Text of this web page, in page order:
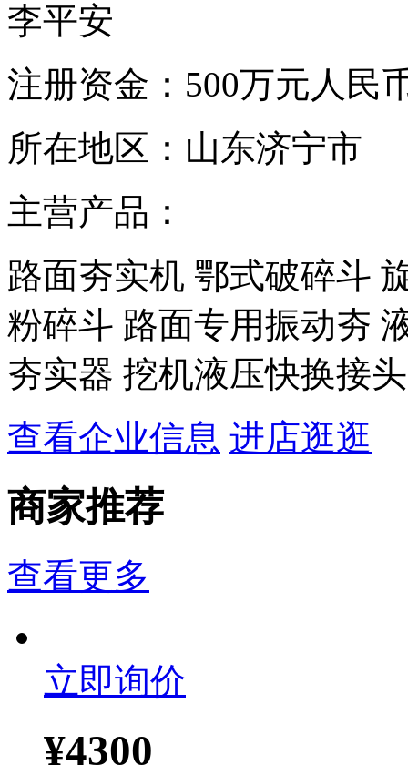
李平安
注册资金： 500万元人民
所在地区： 山东济宁市
主营产品：
路面夯实机 鄂式破碎斗
粉碎斗 路面专用振动夯
夯实器 挖机液压快换接
查看企业信息 进店逛逛
商家推荐
查看更多
立即询价
¥4300